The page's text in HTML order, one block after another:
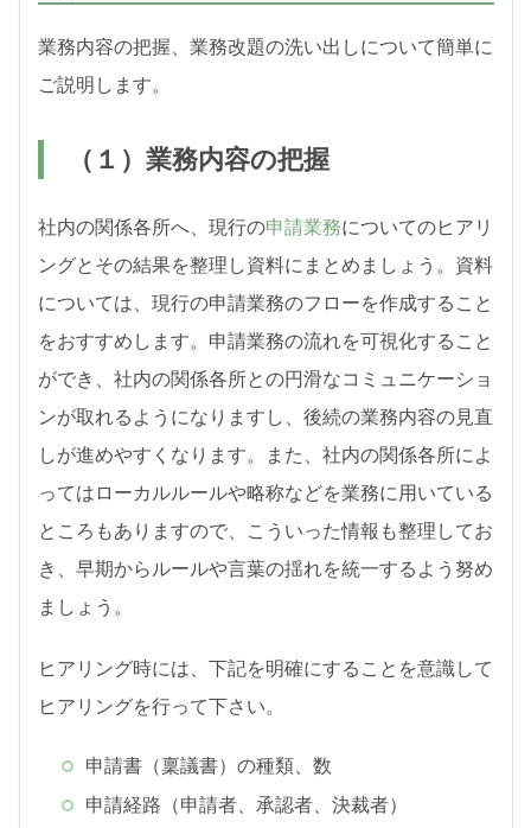
業務内容の把握、業務改題の洗い出しについて簡単に
ご説明します。
（１）業務内容の把握
社内の関係各所へ、現行の申請業務についてのヒアリ
ングとその結果を整理し資料にまとめましょう。資料
については、現行の申請業務のフローを作成すること
をおすすめします。申請業務の流れを可視化すること
ができ、社内の関係各所との円滑なコミュニケーショ
ンが取れるようになりますし、後続の業務内容の見直
しが進めやすくなります。また、社内の関係各所によ
ってはローカルルールや略称などを業務に用いている
ところもありますので、こういった情報も整理してお
き、早期からルールや言葉の揺れを統一するよう努め
ましょう。
ヒアリング時には、下記を明確にすることを意識して
ヒアリングを行って下さい。
申請書（稟議書）の種類、数
申請経路（申請者、承認者、決裁者）